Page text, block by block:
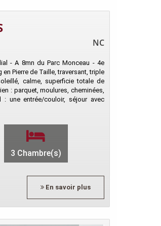
NC
- A 8mn du Parc Monceau - 4e
Pierre de Taille, traversant, triple
calme, superficie totale de
: parquet, moulures, cheminées,
une entrée/couloir, séjour avec
3 Chambre(s)
En savoir plus